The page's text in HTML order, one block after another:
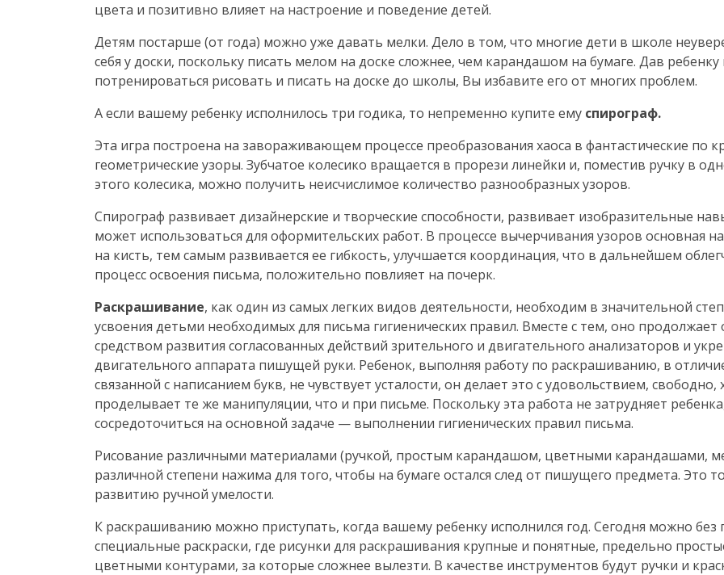
цвета и позитивно влияет на настроение и поведение детей.
Детям постарше (от года) можно уже давать мелки. Дело в том, что многие дети в школе
себя у доски, поскольку писать мелом на доске сложнее, чем карандашом на бумаге. Дав
потренироваться рисовать и писать на доске до школы, Вы избавите его от многих проблем.
А если вашему ребенку исполнилось три годика, то непременно купите ему спирограф.
Эта игра построена на завораживающем процессе преобразования хаоса в фантастические по
геометрические узоры. Зубчатое колесико вращается в прорези линейки и, поместив ручку в
этого колесика, можно получить неисчислимое количество разнообразных узоров.
Спирограф развивает дизайнерские и творческие способности, развивает изобразительные
может использоваться для оформительских работ. В процессе вычерчивания узоров основная
на кисть, тем самым развивается ее гибкость, улучшается координация, что в дальнейшем
процесс освоения письма, положительно повлияет на почерк.
Раскрашивание, как один из самых легких видов деятельности, необходим в значительной
усвоения детьми необходимых для письма гигиенических правил. Вместе с тем, оно продолжает
средством развития согласованных действий зрительного и двигательного анализаторов и
двигательного аппарата пишущей руки. Ребенок, выполняя работу по раскрашиванию, в
связанной с написанием букв, не чувствует усталости, он делает это с удовольствием, свободно,
проделывает те же манипуляции, что и при письме. Поскольку эта работа не затрудняет
сосредоточиться на основной задаче — выполнении гигиенических правил письма.
Рисование различными материалами (ручкой, простым карандашом, цветными карандашами,
различной степени нажима для того, чтобы на бумаге остался след от пишущего предмета. Это
развитию ручной умелости.
К раскрашиванию можно приступать, когда вашему ребенку исполнился год. Сегодня можно без
специальные раскраски, где рисунки для раскрашивания крупные и понятные, предельно
цветными контурами, за которые сложнее вылезти. В качестве инструментов будут ручки и